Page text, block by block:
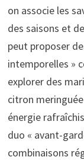
on associe les
des saisons et
peut proposer
intemporelles »
explorer des
citron
énergie
duo « avant-
combinaisons